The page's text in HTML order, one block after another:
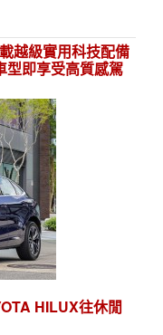
越級實用科技配備
型即享受高質感駕
HILUX往休閒